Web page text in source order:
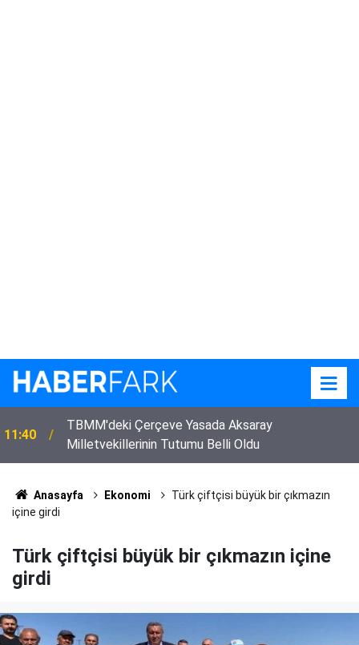
11:40
TBMM'deki Çerçeve Yasada Aksaray
Milletvekillerinin Tutumu Belli Oldu
Anasayfa Ekonomi
Türk çiftçisi büyük bir çıkmazın
içine girdi
Türk çiftçisi büyük bir çıkmazın içine
girdi